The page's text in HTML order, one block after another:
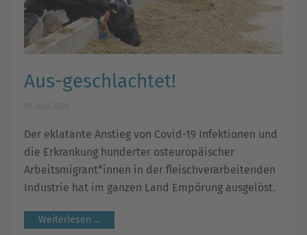
Aus-geschlachtet!
Der eklatante Anstieg von Covid-19 Infektionen und
die Erkrankung hunderter osteuropäischer
Arbeitsmigrant*innen in der fleischverarbeitenden
Industrie hat im ganzen Land Empörung ausgelöst.
Weiterlesen ...